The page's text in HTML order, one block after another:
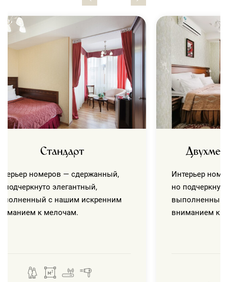
17 Озонотерапия 5 8 10
Спелеотерапия 10
Кислородный коктейль 10
20 10 10
21 Климатолечение ежедневно
22
Терренкур (лечебная дозированная
ежедневно
Стандарт
номеров — сдержанный,
подчеркнуто элегантный,
с нашим искренним
к мелочам.
Интерьер
но
выполненный
вниманием к